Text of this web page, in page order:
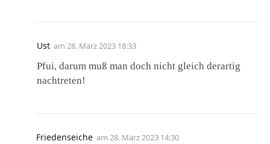
Ust am 28. März 2023 18:33
Pfui, darum muß man doch nicht gleich derartig
nachtreten!
Friedenseiche am 28. März 2023 14:30